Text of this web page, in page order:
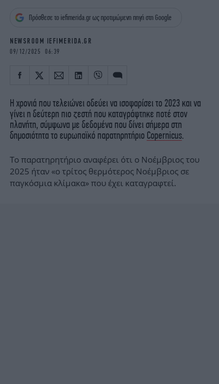
OSCARS
THE OCEAN
Πρόσθεσε το iefimerida.gr ως προτιμώμενη πηγή στη Google
NEWSROOM IEFIMERIDA.GR
09/12/2025 06:39
Η χρονιά που τελειώνει οδεύει να ισοφαρίσει το 2023 και να
γίνει η δεύτερη πιο ζεστή που καταγράφτηκε ποτέ στον
πλανήτη, σύμφωνα με δεδομένα που δίνει σήμερα στη
δημοσιότητα το ευρωπαϊκό παρατηρητήριο Copernicus.
Το παρατηρητήριο αναφέρει ότι ο Νοέμβριος του
2025 ήταν «ο τρίτος θερμότερος Νοέμβριος σε
παγκόσμια κλίμακα» που έχει καταγραφτεί.